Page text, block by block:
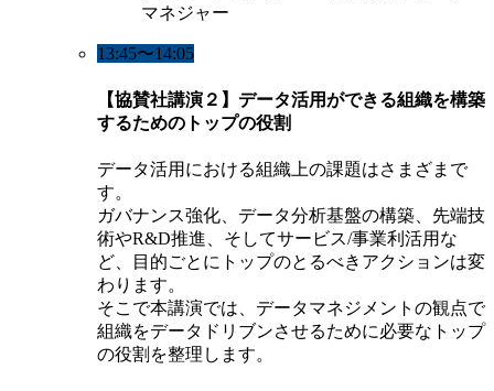
マネジャー
13:45〜14:05
【協賛社講演２】データ活用ができる組織を構築
するためのトップの役割
データ活用における組織上の課題はさまざまで
す。
ガバナンス強化、データ分析基盤の構築、先端技
術やR&D推進、そしてサービス/事業利活用な
ど、目的ごとにトップのとるべきアクションは変
わります。
そこで本講演では、データマネジメントの観点で
組織をデータドリブンさせるために必要なトップ
の役割を整理します。